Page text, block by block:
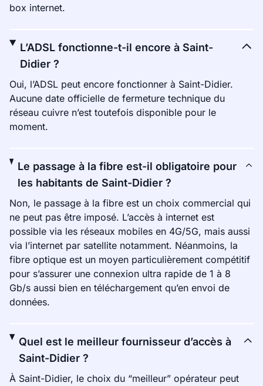
box internet.
L’ADSL fonctionne-t-il encore à Saint-
Didier ?
Oui, l’ADSL peut encore fonctionner à Saint-Didier.
Aucune date officielle de fermeture technique du
réseau cuivre n’est toutefois disponible pour le
moment.
Le passage à la fibre est-il obligatoire pour
les habitants de Saint-Didier ?
Non, le passage à la fibre est un choix commercial qui
ne peut pas être imposé. L’accès à internet est
possible via les réseaux mobiles en 4G/5G, mais aussi
via l’internet par satellite notamment. Néanmoins, la
fibre optique est un moyen particulièrement compétitif
pour s’assurer une connexion ultra rapide de 1 à 8
Gb/s aussi bien en téléchargement qu’en envoi de
données.
Quel est le meilleur fournisseur d’accès à
Saint-Didier ?
À Saint-Didier, le choix du “meilleur” opérateur peut